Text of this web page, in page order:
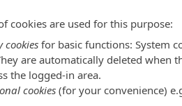
cookies are used for this purpose:
cookies for basic functions: System
are automatically deleted when
the logged-in area.
cookies (for your convenience)